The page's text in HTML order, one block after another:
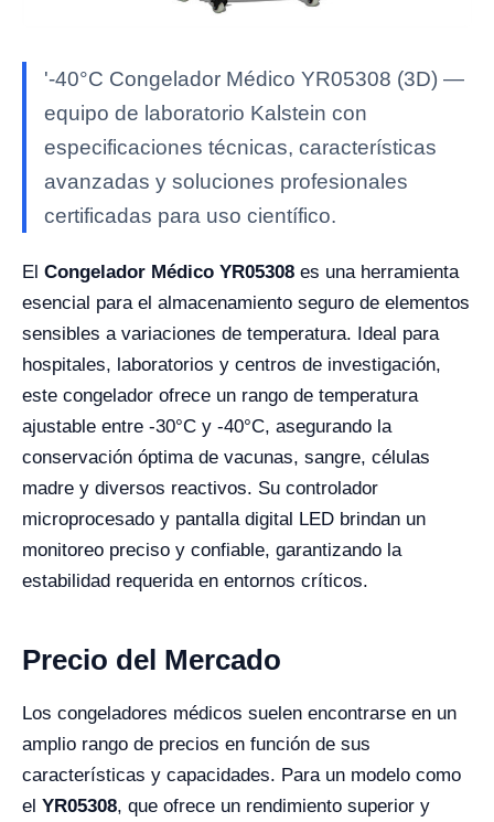
'-40°C Congelador Médico YR05308 (3D) —
equipo de laboratorio Kalstein con
especificaciones técnicas, características
avanzadas y soluciones profesionales
certificadas para uso científico.
El Congelador Médico YR05308 es una herramienta
esencial para el almacenamiento seguro de elementos
sensibles a variaciones de temperatura. Ideal para
hospitales, laboratorios y centros de investigación,
este congelador ofrece un rango de temperatura
ajustable entre -30°C y -40°C, asegurando la
conservación óptima de vacunas, sangre, células
madre y diversos reactivos. Su controlador
microprocesado y pantalla digital LED brindan un
monitoreo preciso y confiable, garantizando la
estabilidad requerida en entornos críticos.
Precio del Mercado
Los congeladores médicos suelen encontrarse en un
amplio rango de precios en función de sus
características y capacidades. Para un modelo como
el YR05308, que ofrece un rendimiento superior y